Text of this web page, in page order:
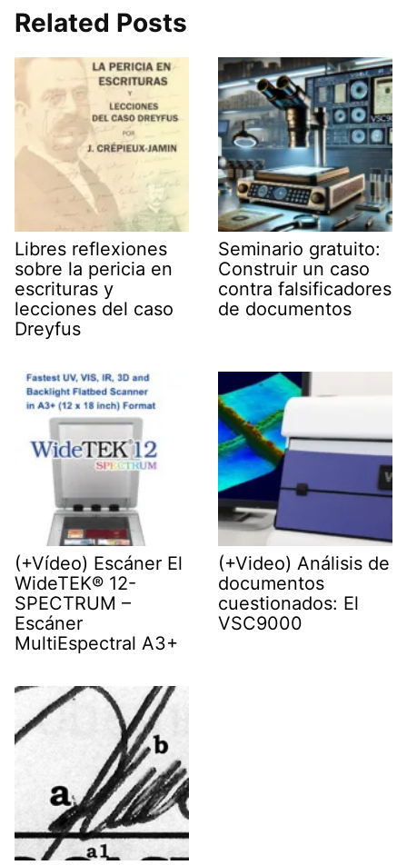
s
A
p
i
t
e
r
)
m
n
k
Related Posts
Libres reflexiones
sobre la pericia en
escrituras y
lecciones del caso
Dreyfus
Seminario gratuito:
Construir un caso
contra falsificadores
de documentos
(+Vídeo) Escáner El
WideTEK® 12-
SPECTRUM –
Escáner
MultiEspectral A3+
(+Video) Análisis de
documentos
cuestionados: El
VSC9000